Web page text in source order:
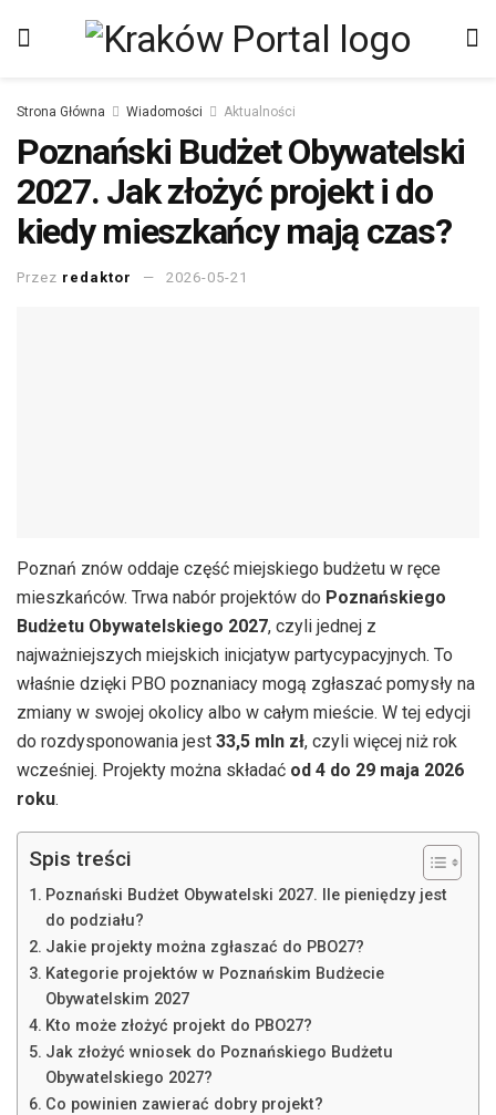
Strona Główna Wiadomości Aktualności
Poznański Budżet Obywatelski
2027. Jak złożyć projekt i do
kiedy mieszkańcy mają czas?
Przez redaktor 2026-05-21
Poznań znów oddaje część miejskiego budżetu w ręce
mieszkańców. Trwa nabór projektów do Poznańskiego
Budżetu Obywatelskiego 2027, czyli jednej z
najważniejszych miejskich inicjatyw partycypacyjnych. To
właśnie dzięki PBO poznaniacy mogą zgłaszać pomysły na
zmiany w swojej okolicy albo w całym mieście. W tej edycji
do rozdysponowania jest 33,5 mln zł, czyli więcej niż rok
wcześniej. Projekty można składać od 4 do 29 maja 2026
roku.
Spis treści
Poznański Budżet Obywatelski 2027. Ile pieniędzy jest
do podziału?
Jakie projekty można zgłaszać do PBO27?
Kategorie projektów w Poznańskim Budżecie
Obywatelskim 2027
Kto może złożyć projekt do PBO27?
Jak złożyć wniosek do Poznańskiego Budżetu
Obywatelskiego 2027?
Co powinien zawierać dobry projekt?